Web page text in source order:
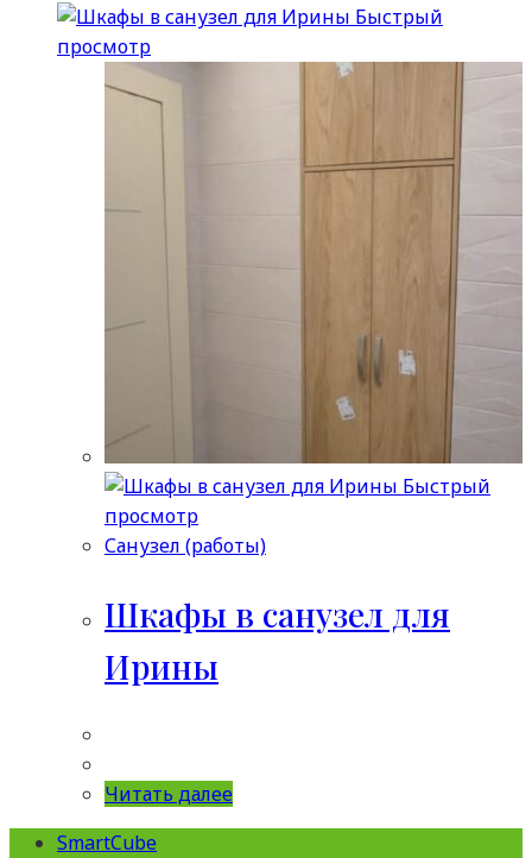
Быстрый
просмотр
Быстрый
просмотр
Санузел (работы)
Шкафы в санузел для
Ирины
Читать далее
SmartCube